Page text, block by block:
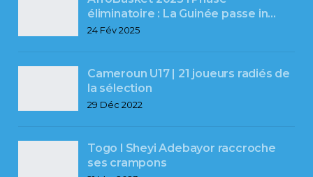
éliminatoire : La Guinée passe in…
24 Fév 2025
Cameroun U17 | 21 joueurs radiés de
la sélection
29 Déc 2022
Togo l Sheyi Adebayor raccroche
ses crampons